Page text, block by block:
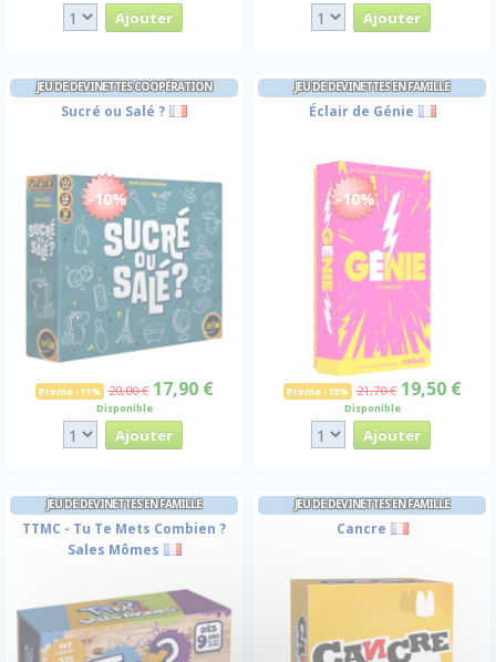
JEU DE DEVINETTES COOPÉRATION
Sucré ou Salé ?
-10%
Promo -11% 20,00 € 17,90 €
Disponible
JEU DE DEVINETTES EN FAMILLE
Éclair de Génie
-10%
Promo -10% 21,70 € 19,50 €
Disponible
JEU DE DEVINETTES EN FAMILLE
TTMC - Tu Te Mets Combien ?
Sales Mômes
JEU DE DEVINETTES EN FAMILLE
Cancre